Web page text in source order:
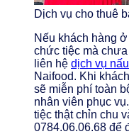
Dịch vụ cho thuê
Nếu khách hàng
chức tiệc mà
liên hệ dịch vụ
Naifood. Khi
sẽ miễn phí toàn
nhân viên phục
tiệc thật chỉn chu
0784.06.06.68 để